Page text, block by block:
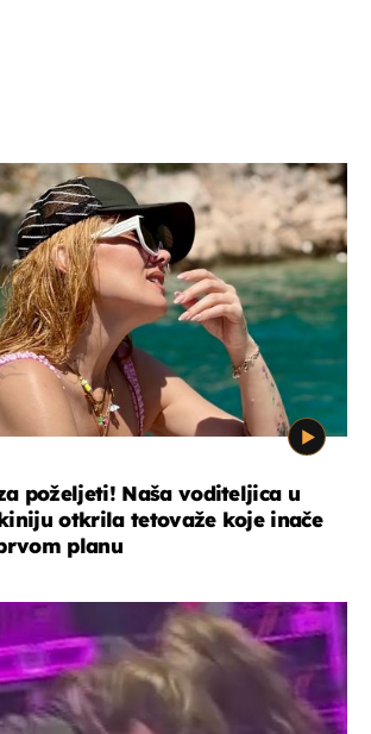
poželjeti! Naša voditeljica u
otkrila tetovaže koje inače
planu